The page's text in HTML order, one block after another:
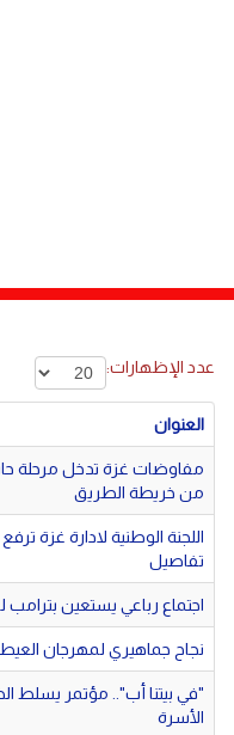
عدد الإظهارات:
العنوان
مفاوضات غزة تدخل مرحلة
من خريطة الطريق
اللجنة الوطنية لادارة غزة
تفاصيل
اجتماع رباعي يستعين بترامب
نجاح جماهيري لمهرجان
"في بيتنا أب".. مؤتمر يسلط
الأسرة
فيديو